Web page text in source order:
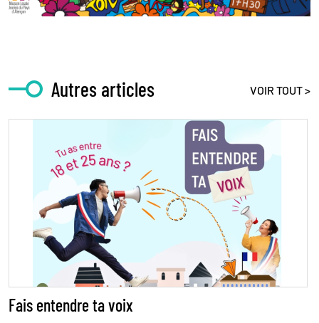
Autres articles VOIR TOUT >
Fais entendre ta voix